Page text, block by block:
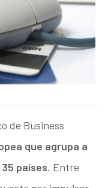
de Business
que agrupa a
países. Entre